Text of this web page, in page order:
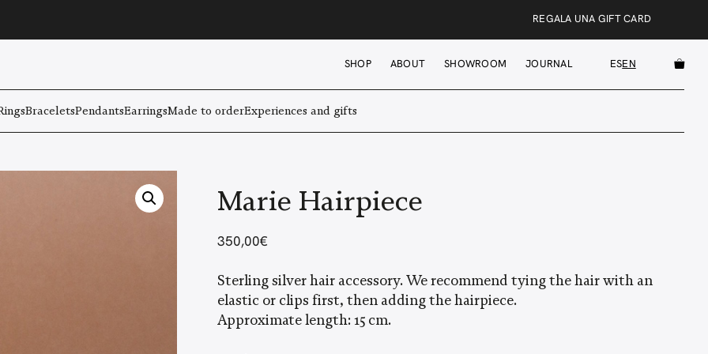
REGALA UNA GIFT CARD
SHOP ABOUT SHOWROOM JOURNAL ESEN
BraceletsPendantsEarringsMade to orderExperiences and gifts
Marie Hairpiece
350,00€
Sterling silver hair accessory. We recommend tying the hair with an
elastic or clips first, then adding the hairpiece.
Approximate length: 15 cm.